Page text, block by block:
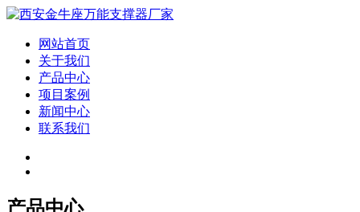
网站首页
关于我们
产品中心
项目案例
新闻中心
联系我们